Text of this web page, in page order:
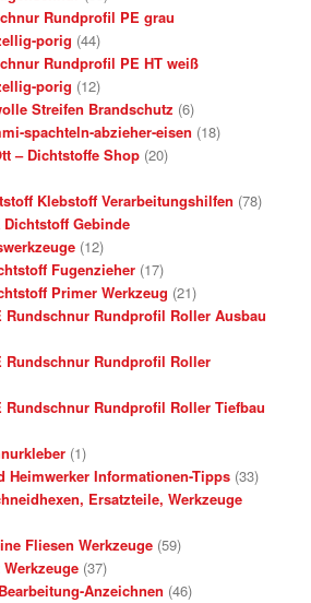
Rundprofil PE grau
porig (44)
Rundprofil PE HT weiß
porig (12)
Streifen Brandschutz (6)
spachteln-abzieher-eisen (18)
– Dichtstoffe Shop (20)
Klebstoff Verarbeitungshilfen (78)
Gebinde
(12)
Fugenzieher (17)
Primer Werkzeug (21)
Rundschnur Rundprofil Roller Ausbau
Rundschnur Rundprofil Roller
Rundschnur Rundprofil Roller Tiefbau
(1)
Heimwerker Informationen-Tipps (33)
Ersatzteile, Werkzeuge
Fliesen Werkzeuge (59)
(37)
Anzeichnen (46)